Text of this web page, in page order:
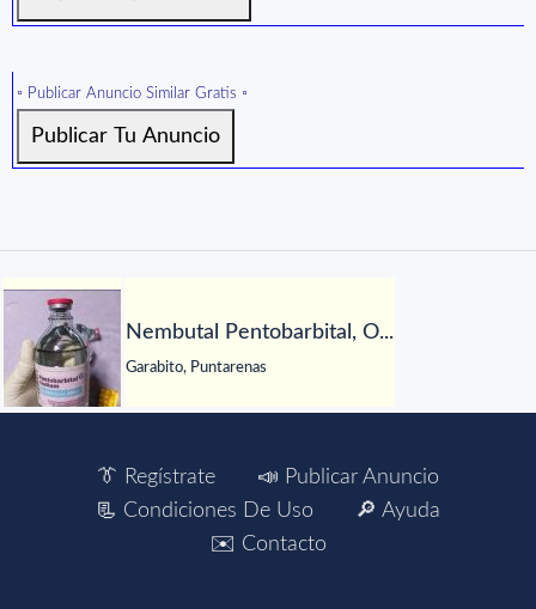
▫️ Publicar Anuncio Similar Gratis ▫️
Nembutal Pentobarbital, O...
Garabito, Puntarenas
👔 Regístrate
📣 Publicar Anuncio
📃 Condiciones De Uso
🔎 Ayuda
✉️ Contacto